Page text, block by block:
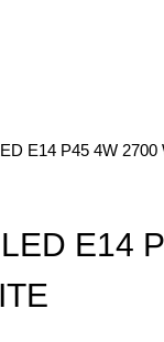
E14 P45 4W 2700
E14